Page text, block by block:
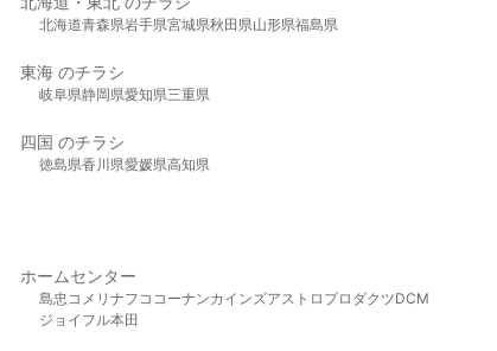
北海道青森県岩手県宮城県秋田県山形県福島県
東海 のチラシ
岐阜県静岡県愛知県三重県
四国 のチラシ
徳島県香川県愛媛県高知県
ホームセンター
島忠 コメリ ナフコ コーナンカインズアストロプロダクツDCM
ジョイフル本田